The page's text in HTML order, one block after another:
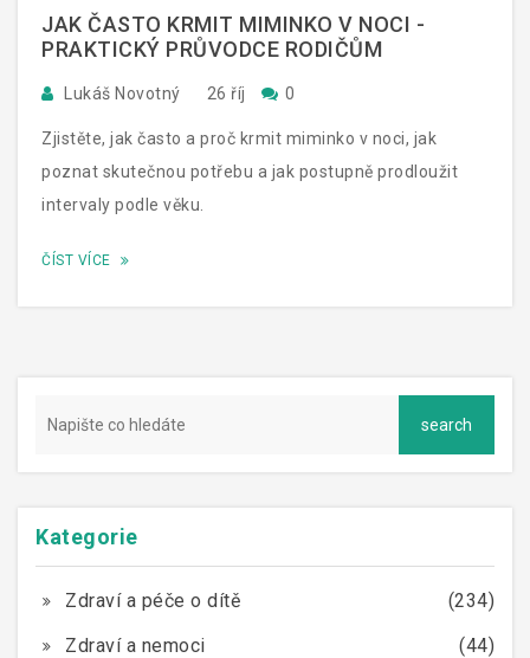
JAK ČASTO KRMIT MIMINKO V NOCI -
PRAKTICKÝ PRŮVODCE RODIČŮM
Lukáš Novotný 26 říj 0
Zjistěte, jak často a proč krmit miminko v noci, jak
poznat skutečnou potřebu a jak postupně prodloužit
intervaly podle věku.
ČÍST VÍCE
Kategorie
Zdraví a péče o dítě
(234)
Zdraví a nemoci
(44)